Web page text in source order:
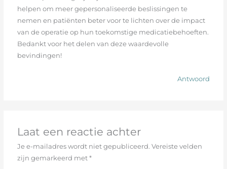
helpen om meer gepersonaliseerde beslissingen te
nemen en patiënten beter voor te lichten over de impact
van de operatie op hun toekomstige medicatiebehoeften.
Bedankt voor het delen van deze waardevolle
bevindingen!
Antwoord
Laat een reactie achter
Je e-mailadres wordt niet gepubliceerd. Vereiste velden
zijn gemarkeerd met*